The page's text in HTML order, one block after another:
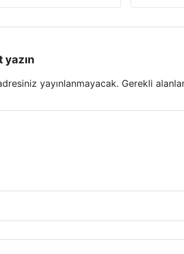
yazın
yayınlanmayacak. Gerekli